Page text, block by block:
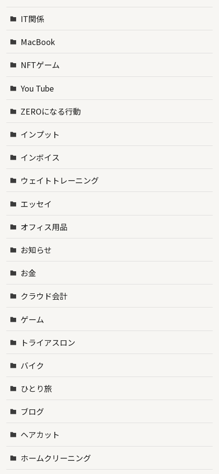
IT関係
MacBook
NFTゲーム
You Tube
ZEROになる行動
インプット
インボイス
ウェイトトレーニング
エッセイ
オフィス用品
お知らせ
お金
クラウド会計
ゲーム
トライアスロン
バイク
ひとり旅
ブログ
ヘアカット
ホームクリーニング